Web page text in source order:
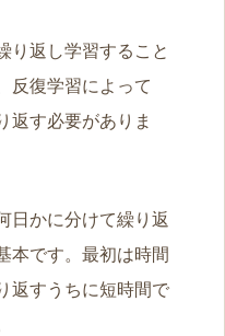
り返し学習すること
反復学習によって
返す必要がありま
日かに分けて繰り返
本です。最初は時間
返すうちに短時間で